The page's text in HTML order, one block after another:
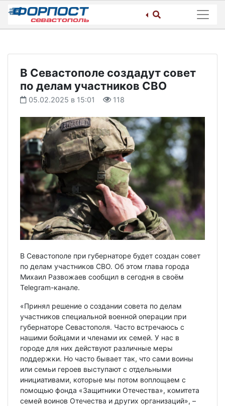
Skip
content
В Севастополе создадут совет
по делам участников СВО
05.02.2025 в 15:01 118
В Севастополе при губернаторе будет создан совет
по делам участников СВО. Об этом глава города
Михаил Развожаев сообщил в сегодня в своём
Telegram-канале.
«Принял решение о создании совета по делам
участников специальной военной операции при
губернаторе Севастополя. Часто встречаюсь с
нашими бойцами и членами их семей. У нас в
городе для них действуют различные меры
поддержки. Но часто бывает так, что сами воины
или семьи героев выступают с отдельными
инициативами, которые мы потом воплощаем с
помощью фонда «Защитники Отечества», комитета
семей воинов Отечества и других организаций», –